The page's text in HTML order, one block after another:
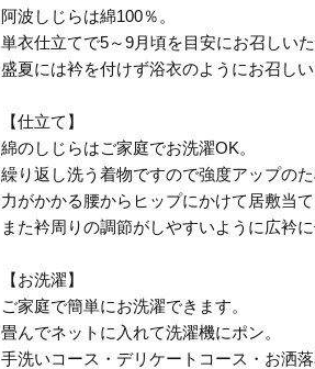
阿波しじらは綿100％。
単衣仕立てで5～9月頃を目安にお召しいた
盛夏には衿を付けず浴衣のようにお召し
【仕立て】
綿のしじらはご家庭でお洗濯OK。
繰り返し洗う着物ですので強度アップの
力がかかる腰からヒップにかけて居敷当て
また衿周りの調節がしやすいように広衿に
【お洗濯】
ご家庭で簡単にお洗濯できます。
畳んでネットに入れて洗濯機にポン。
手洗いコース・デリケートコース・お洒